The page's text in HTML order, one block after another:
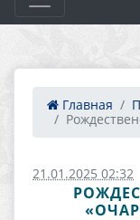
Главная
21.01.2025 02:32